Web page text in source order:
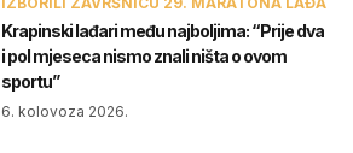
Krapinski lađari među najboljima: “Prije dva
i pol mjeseca nismo znali ništa o ovom
sportu”
6. kolovoza 2026.